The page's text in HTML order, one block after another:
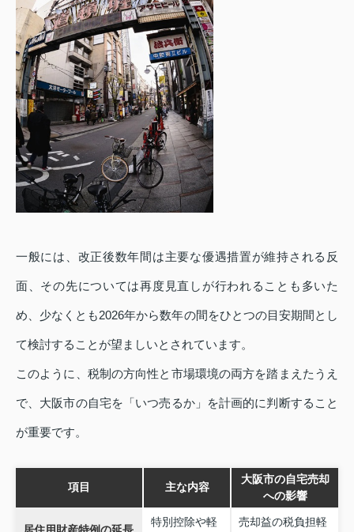
一般には、改正後数年間は主要な優遇措置が維持される反
面、その先については再度見直しが行われることも多いた
め、少なくとも2026年から数年の間をひとつの目安期間とし
て検討することが望ましいとされています。
このように、税制の方向性と市場環境の両方を踏まえたうえ
で、大阪市の自宅を「いつ売るか」を計画的に判断すること
が重要です。
項目 主な内容
大阪市の自宅売却
への影響
特別控除や軽 売却益の税負担軽